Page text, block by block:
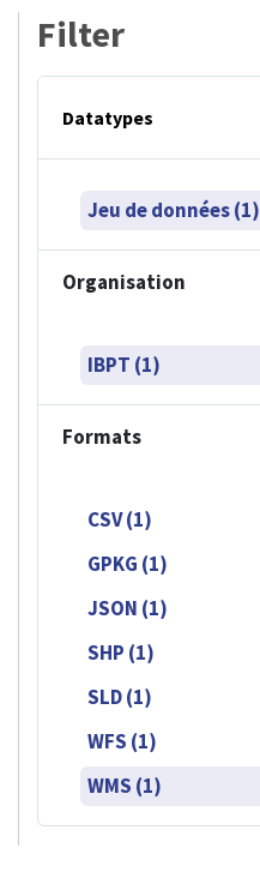
Filter
Datatypes
Jeu de données (1)
Organisation
IBPT (1)
Formats
CSV (1)
GPKG (1)
JSON (1)
SHP (1)
SLD (1)
WFS (1)
WMS (1)